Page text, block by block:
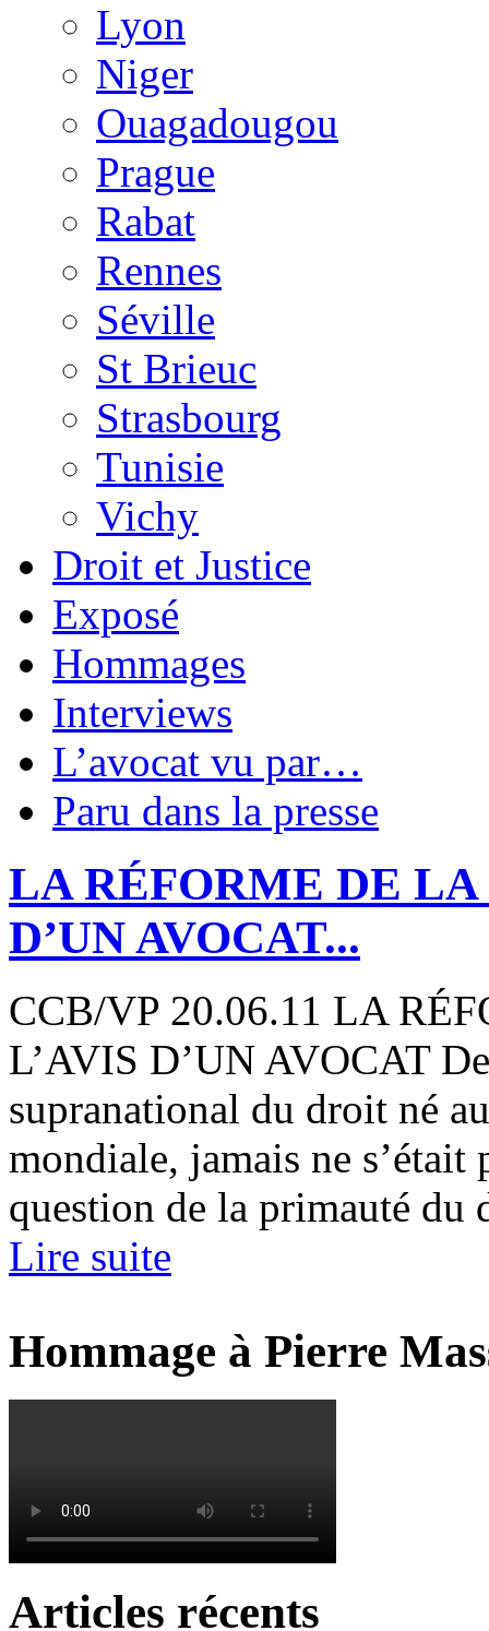
Lyon
Niger
Ouagadougou
Prague
Rabat
Rennes
Séville
St Brieuc
Strasbourg
Tunisie
Vichy
Droit et Justice
Exposé
Hommages
Interviews
L’avocat vu par…
Paru dans la presse
LA RÉFORME DE LA
D’UN AVOCAT...
CCB/VP 20.06.11 LA
L’AVIS D’UN AVOCAT
supranational du droit né
mondiale, jamais ne s’était
question de la primauté du
Lire suite
Hommage à Pierre
Articles récents